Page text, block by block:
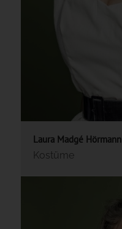
Laura Madgé Hörmann
Kostüme